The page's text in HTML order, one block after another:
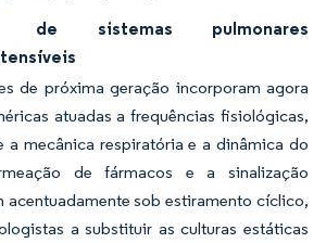
de sistemas pulmonares
de próxima geração incorporam agora
atuadas a frequências fisiológicas,
a mecânica respiratória e a dinâmica do
de fármacos e a sinalização
acentuadamente sob estiramento cíclico,
a substituir as culturas estáticas